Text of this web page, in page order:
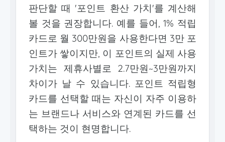
판단할 때 '포인트 환산 가치'를 계산해
볼 것을 권장합니다. 예를 들어, 1% 적립
카드로 월 300만원을 사용한다면 3만 포
인트가 쌓이지만, 이 포인트의 실제 사용
가치는 제휴사별로 2.7만원~3만원까지
차이가 날 수 있습니다. 포인트 적립형
카드를 선택할 때는 자신이 자주 이용하
는 브랜드나 서비스와 연계된 카드를 선
택하는 것이 현명합니다.